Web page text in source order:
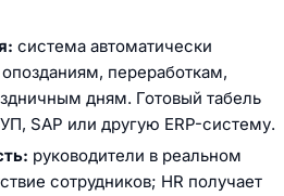
система автоматически
переработкам,
дням. Готовый табель
SAP или другую ERP-систему.
руководители в реальном
сотрудников; HR получает